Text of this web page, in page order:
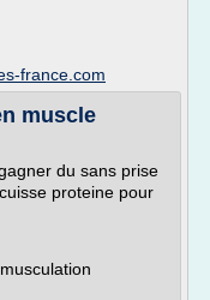
france.com
muscle
du sans prise
proteine pour